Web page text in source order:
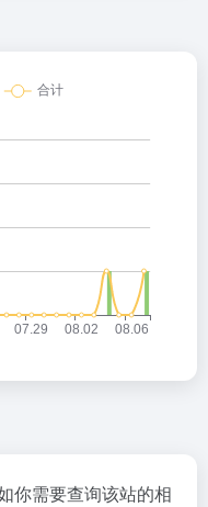
你需要查询该站的相